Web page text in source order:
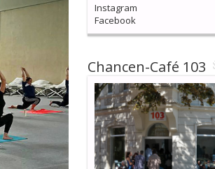
Instagram
Facebook
Chancen-Café 103